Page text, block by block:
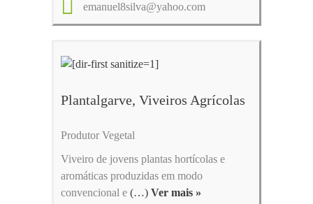
emanuel8silva@yahoo.com
Plantalgarve, Viveiros Agrícolas
Produtor Vegetal
Viveiro de jovens plantas hortícolas e
aromáticas produzidas em modo
convencional e (…) Ver mais »